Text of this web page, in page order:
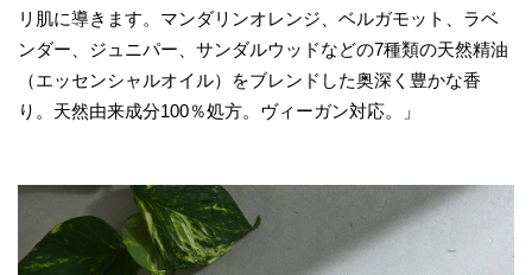
リ肌に導きます。マンダリンオレンジ、ベルガモット、ラベ
ンダー、ジュニパー、サンダルウッドなどの7種類の天然精油
（エッセンシャルオイル）をブレンドした奥深く豊かな香
り。天然由来成分100％処方。ヴィーガン対応。」